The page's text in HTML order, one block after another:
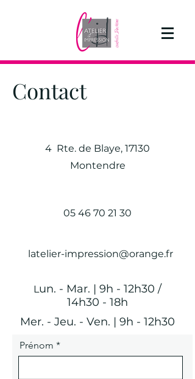
Contact
4 Rte. de Blaye, 17130
Montendre
05 46 70 21 30
latelier-impression@orange.fr
Lun. - Mar. | 9h - 12h30 /
14h30 - 18h
Mer. - Jeu. - Ven. | 9h - 12h30
Prénom